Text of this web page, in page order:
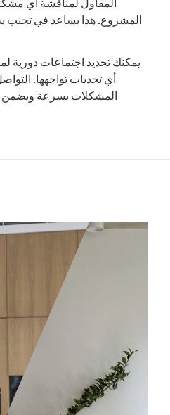
المقاول لمناقشة أي
المشروع. هذا يساعد في تجنب
يمكنك تحديد اجتماعات دورية
أي تحديات تواجهها.
المشكلات بسرعة